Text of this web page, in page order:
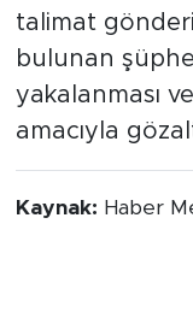
talimat
bulunan
yakalanması
amacıyla
Kaynak: Haber